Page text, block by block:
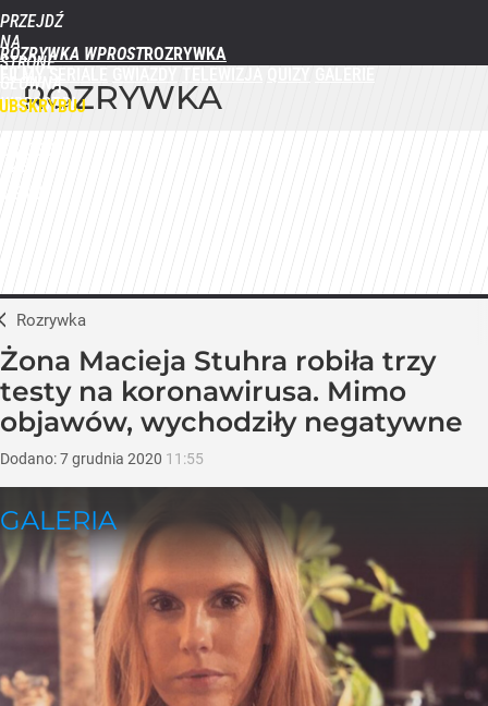
PRZEJDŹ
NA
STRONĘ
GŁÓWNĄ
WPROST.PL
ROZRYWKA WPROST
ROZRYWKA
Rozrywka
Żona Macieja Stuhra robiła trzy
testy na koronawirusa. Mimo
objawów, wychodziły negatywne
Dodano:7grudnia 2020 11:55